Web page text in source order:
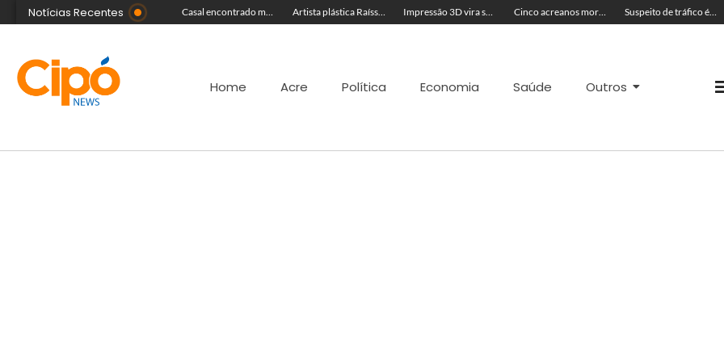
Notícias Recentes
Moraes nega pedido para filhos visitarem Bolsonaro no Dia dos Pais Casal encontrado morto em motel estava em banheira Artista plástica Raíssa Alvarenga expõe suas obras na Feira de Negócios do Novenário em Cruzeiro do Sul Impressão 3D vira sucesso na Feira de Negócios do Novenário com brinquedos personalizados e sensoriais Cinco acreanos mortos em acidente trágico na BR-364 são velados juntos Suspeito de tráfico é preso com skunk, cocaína e munições em residência
Home Acre Política Economia Saúde Outros